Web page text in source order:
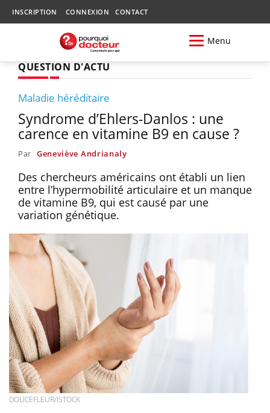
INSCRIPTION CONNEXION CONTACT
Menu
QUESTION D'ACTU
Maladie héréditaire
Syndrome d’Ehlers-Danlos : une
carence en vitamine B9 en cause ?
Par Geneviève Andrianaly
Des chercheurs américains ont établi un lien
entre l’hypermobilité articulaire et un manque
de vitamine B9, qui est causé par une
variation génétique.
DOUCEFLEUR/ISTOCK